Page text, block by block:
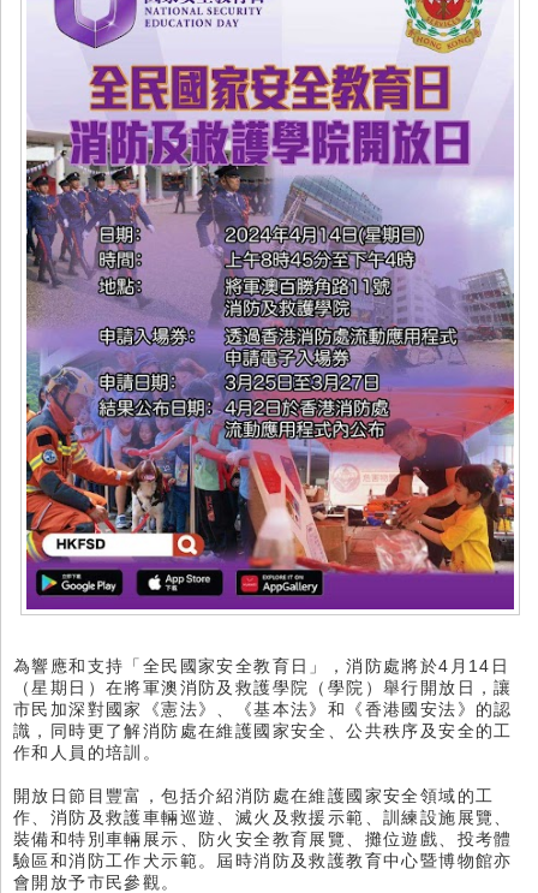
為響應和支持「全民國家安全教育日」，消防處將於4月14日
（星期日）在將軍澳消防及救護學院（學院）舉行開放日，讓
市民加深對國家《憲法》、《基本法》和《香港國安法》的認
識，同時更了解消防處在維護國家安全、公共秩序及安全的工
作和人員的培訓。
開放日節目豐富，包括介紹消防處在維護國家安全領域的工
作、消防及救護車輛巡遊、滅火及救援示範、訓練設施展覽、
裝備和特別車輛展示、防火安全教育展覽、攤位遊戲、投考體
驗區和消防工作犬示範。屆時消防及救護教育中心暨博物館亦
會開放予市民參觀。